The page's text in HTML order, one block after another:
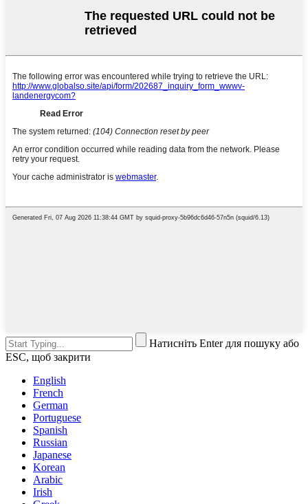
Натисніть Enter для пошуку або
ESC, щоб закрити
English
French
German
Portuguese
Spanish
Russian
Japanese
Korean
Arabic
Irish